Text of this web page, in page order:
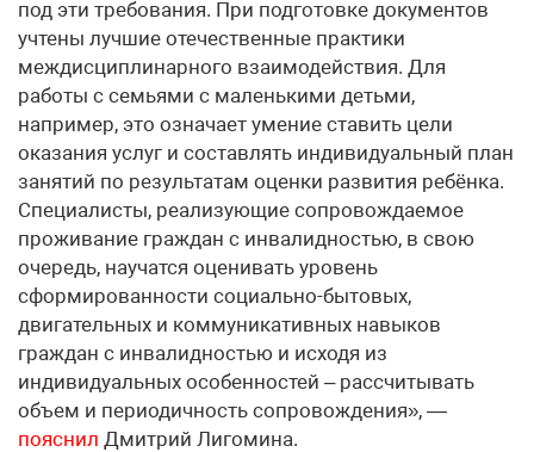
под эти требования. При подготовке документов
учтены лучшие отечественные практики
междисциплинарного взаимодействия. Для
работы с семьями c маленькими детьми,
например, это означает умение ставить цели
оказания услуг и составлять индивидуальный план
занятий по результатам оценки развития ребёнка.
Специалисты, реализующие сопровождаемое
проживание граждан с инвалидностью, в свою
очередь, научатся оценивать уровень
сформированности социально-бытовых,
двигательных и коммуникативных навыков
граждан с инвалидностью и исходя из
индивидуальных особенностей – рассчитывать
объем и периодичность сопровождения», —
пояснил Дмитрий Лигомина.